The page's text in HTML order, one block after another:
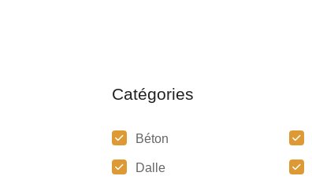
Catégories
Béton
Dalle